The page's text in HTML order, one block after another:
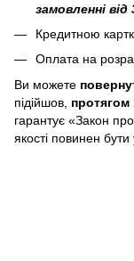
замовленні від
Кредитною
Оплата на
Ви можете
підійшов, протягом
гарантує «Закон
якості повинен бути